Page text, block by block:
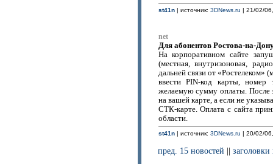
st41n| источник: 3DNews.ru | 21/02/
net
Для абонентов Ростова-на-
На корпоративном сайте
(местная, внутризоновая,
дальней связи от «Ростелеком»
ввести PIN-код карты, номер
желаемую сумму оплаты. После
на вашей карте, а если не
СТК-карте. Оплата с сайта
области.
st41n| источник: 3DNews.ru | 20/02/
пред. 15 новостей ||заголовки